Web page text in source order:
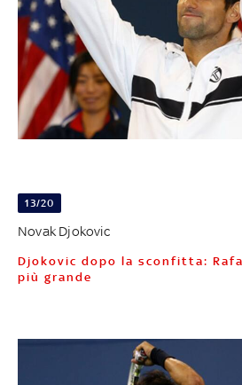
13/20
Novak Djokovic
Djokovic dopo la sconfitta: Rafa può diventare il
più grande